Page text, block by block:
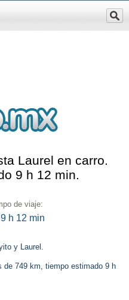
Laurel en carro.
9 h 12 min.
de viaje:
9 h 12 min
y Laurel.
de 749 km, tiempo estimado 9 h